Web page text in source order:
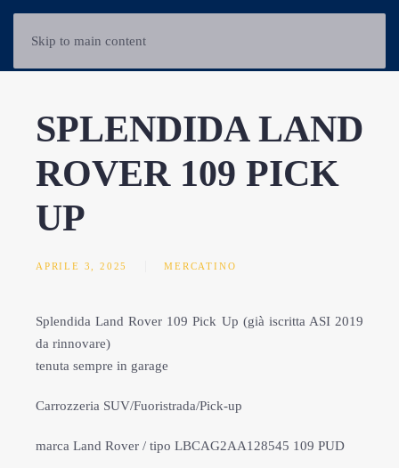
Skip to main content
SPLENDIDA LAND
ROVER 109 PICK
UP
APRILE 3, 2025 MERCATINO
Splendida Land Rover 109 Pick Up (già iscritta ASI 2019
da rinnovare)
tenuta sempre in garage
Carrozzeria SUV/Fuoristrada/Pick-up
marca Land Rover / tipo LBCAG2AA128545 109 PUD